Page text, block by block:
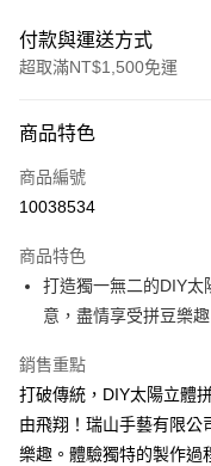
付款與運送方式
超取滿NT$1,500免運
信用卡一次付款
超商取貨付款
街口支付
悠遊付
運送方式
全家取貨付款
每筆NT$60，滿
商品特色
商品編號
10038534
商品特色
打造獨一無二的DIY太
意，盡情享受拼豆樂
銷售重點
打破傳統，DIY太陽立體
由飛翔！瑞山手藝有限公
樂趣。體驗獨特的製作過